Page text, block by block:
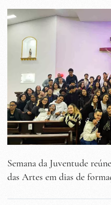
Semana da Juventude
das Artes em dias de